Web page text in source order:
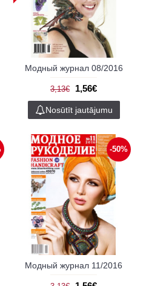
Модный журнал 08/2016
3,13€ 1,56€
Nosūtīt jautājumu
-50%
Модный журнал 11/2016